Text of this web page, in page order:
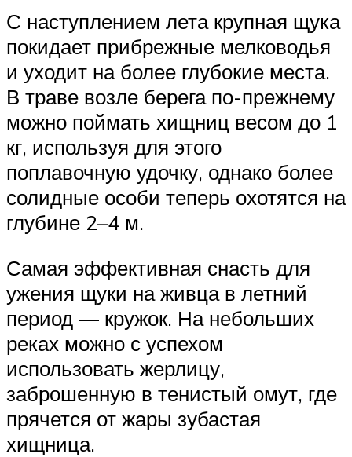
С наступлением лета крупная щука
покидает прибрежные мелководья
и уходит на более глубокие места.
В траве возле берега по-прежнему
можно поймать хищниц весом до 1
кг, используя для этого
поплавочную удочку, однако более
солидные особи теперь охотятся на
глубине 2–4 м.
Самая эффективная снасть для
ужения щуки на живца в летний
период — кружок. На небольших
реках можно с успехом
использовать жерлицу,
заброшенную в тенистый омут, где
прячется от жары зубастая
хищница.